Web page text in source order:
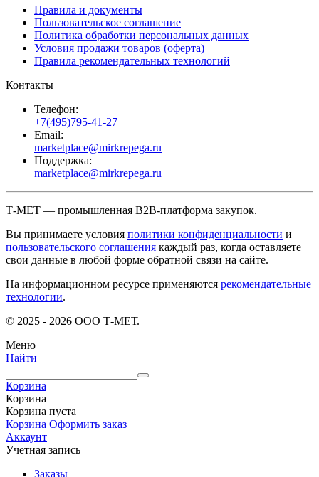
Правила и документы
Пользовательское соглашение
Политика обработки персональных данных
Условия продажи товаров (оферта)
Правила рекомендательных технологий
Контакты
Телефон:
+7(495)795-41-27
Email:
marketplace@mirkrepega.ru
Поддержка:
marketplace@mirkrepega.ru
Т-МЕТ — промышленная B2B-платформа закупок.
Вы принимаете условия политики конфиденциальности и
пользовательского соглашения каждый раз, когда оставляете
свои данные в любой форме обратной связи на сайте.
На информационном ресурсе применяются рекомендательные
технологии.
© 2025 - 2026 ООО Т-МЕТ.
Меню
Найти
Корзина
Корзина
Корзина пуста
Корзина Оформить заказ
Аккаунт
Учетная запись
Заказы